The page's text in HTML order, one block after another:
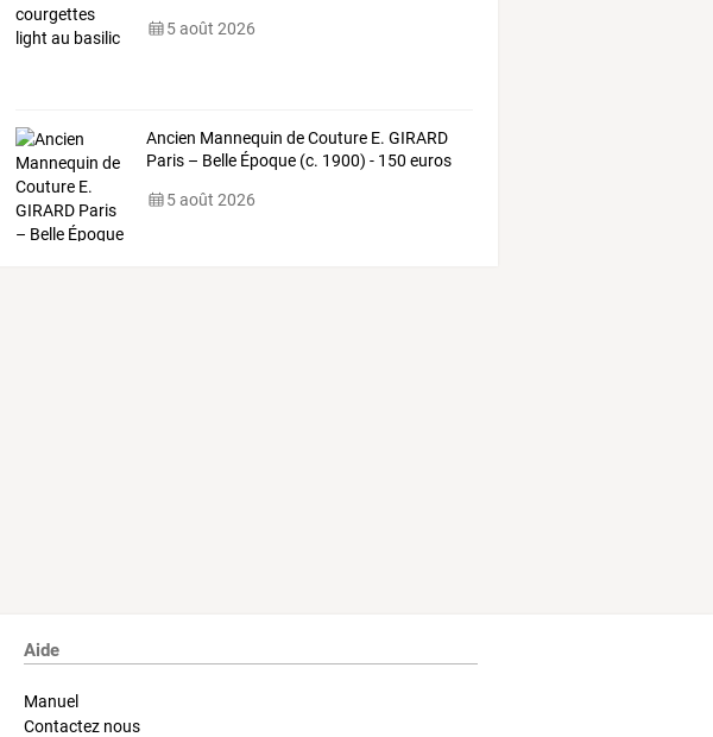
5 août 2026
Ancien Mannequin de Couture E. GIRARD
Paris – Belle Époque (c. 1900) - 150 euros
5 août 2026
Aide
Manuel
Contactez nous